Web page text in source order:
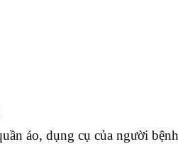
áo, dụng cụ của người bệnh